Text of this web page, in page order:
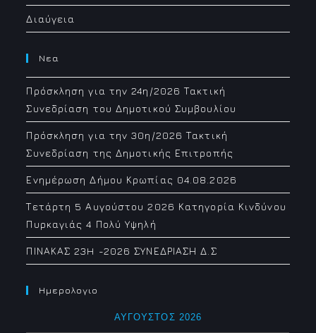
Διαύγεια
Νεα
Πρόσκληση για την 24η/2026 Τακτική
Συνεδρίαση του Δημοτικού Συμβουλίου
Πρόσκληση για την 30η/2026 Τακτική
Συνεδρίαση της Δημοτικής Επιτροπής
Ενημέρωση Δήμου Κρωπίας 04.08.2026
Τετάρτη 5 Αυγούστου 2026 Κατηγορία Κινδύνου
Πυρκαγιάς 4 Πολύ Υψηλή
ΠΙΝΑΚΑΣ 23H -2026 ΣΥΝΕΔΡΙΑΣΗ Δ.Σ
Ημερολογιο
ΑΎΓΟΥΣΤΟΣ 2026